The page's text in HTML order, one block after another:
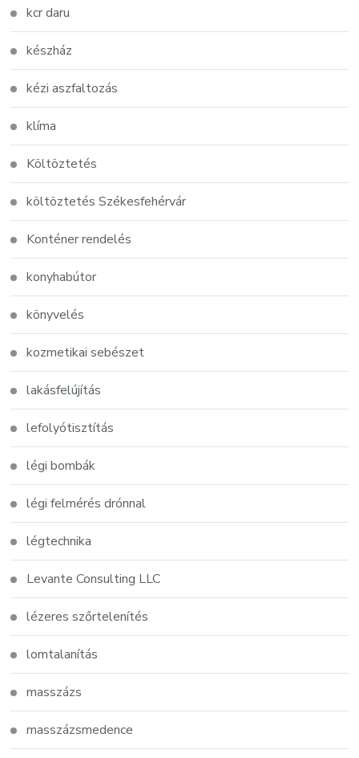
kcr daru
készház
kézi aszfaltozás
klíma
Költöztetés
költöztetés Székesfehérvár
Konténer rendelés
konyhabútor
könyvelés
kozmetikai sebészet
lakásfelújítás
lefolyótisztítás
légi bombák
légi felmérés drónnal
légtechnika
Levante Consulting LLC
lézeres szőrtelenítés
lomtalanítás
masszázs
masszázsmedence